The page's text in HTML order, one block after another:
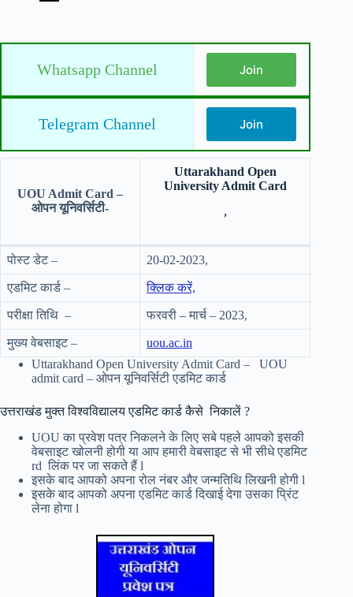
Whatsapp Channel Join
Telegram Channel Join
UOU Admit Card –
ओपन यूनिवर्सिटी-
Uttarakhand Open
University Admit Card
,
पोस्ट डेट – 20-02-2023,
एडमिट कार्ड – क्लिक करें,
परीक्षा तिथि – फरवरी – मार्च – 2023,
मुख्य वेबसाइट –
uou.ac.in
Uttarakhand Open University Admit Card – UOU
admit card – ओपन यूनिवर्सिटी एडमिट कार्ड
उत्तराखंड मुक्त विश्वविद्यालय एडमिट कार्ड कैसे निकालें ?
UOU का प्रवेश पत्र निकलने के लिए सबे पहले आपको इसकी
वेबसाइट खोलनी होगी या आप हमारी वेबसाइट से भी सीधे एडमिट
rd लिंक पर जा सकते हैं l
इसके बाद आपको अपना रोल नंबर और जन्मतिथि लिखनी होगी l
इसके बाद आपको अपना एडमिट कार्ड दिखाई देगा उसका प्रिंट
लेना होगा l